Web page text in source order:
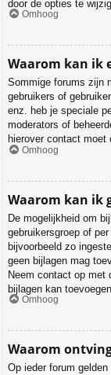
door de opties te
Omhoog
Waarom kan ik
Sommige forums zijn
gebruikers of
enz. heb je speciale
moderators of
hierover contact moet
Omhoog
Waarom kan ik
De mogelijkheid om
gebruikersgroep of
bijvoorbeeld zo
geen bijlagen mag
Neem contact op met
bijlagen kan toevoegen.
Omhoog
Waarom
Op ieder forum